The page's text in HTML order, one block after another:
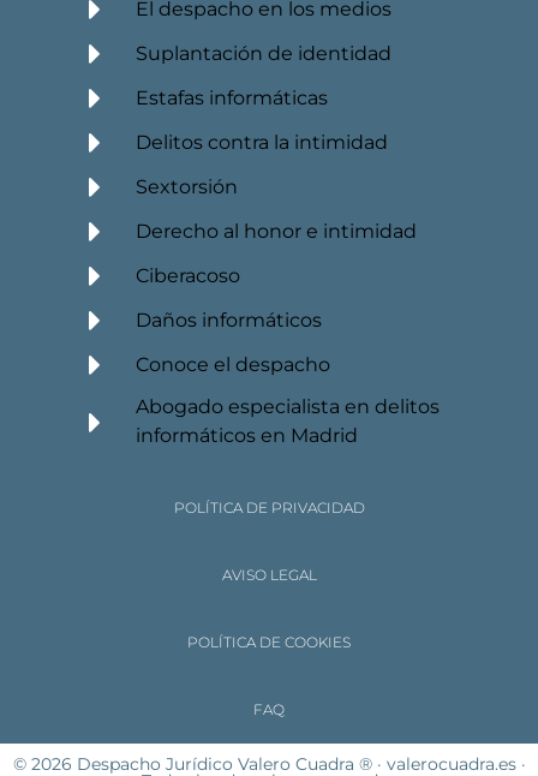
El despacho en los medios
Suplantación de identidad
Estafas informáticas
Delitos contra la intimidad
Sextorsión
Derecho al honor e intimidad
Ciberacoso
Daños informáticos
Conoce el despacho
Abogado especialista en delitos
informáticos en Madrid
POLÍTICA DE PRIVACIDAD
AVISO LEGAL
POLÍTICA DE COOKIES
FAQ
© 2026 Despacho Jurídico Valero Cuadra ® · valerocuadra.es ·